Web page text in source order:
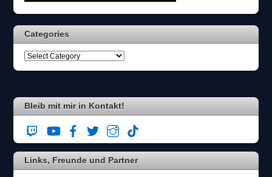
Categories
Bleib mit mir in Kontakt!
Links, Freunde und Partner